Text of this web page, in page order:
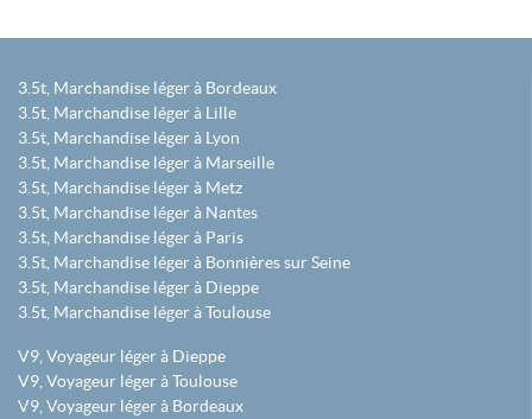
3.5t, Marchandise léger à Bordeaux
3.5t, Marchandise léger à Lille
3.5t, Marchandise léger à Lyon
3.5t, Marchandise léger à Marseille
3.5t, Marchandise léger à Metz
3.5t, Marchandise léger à Nantes
3.5t, Marchandise léger à Paris
3.5t, Marchandise léger à Bonnières sur Seine
3.5t, Marchandise léger à Dieppe
3.5t, Marchandise léger à Toulouse
V9, Voyageur léger à Dieppe
V9, Voyageur léger à Toulouse
V9, Voyageur léger à Bordeaux